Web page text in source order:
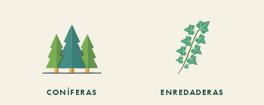
CONÍFERAS ENREDADERAS